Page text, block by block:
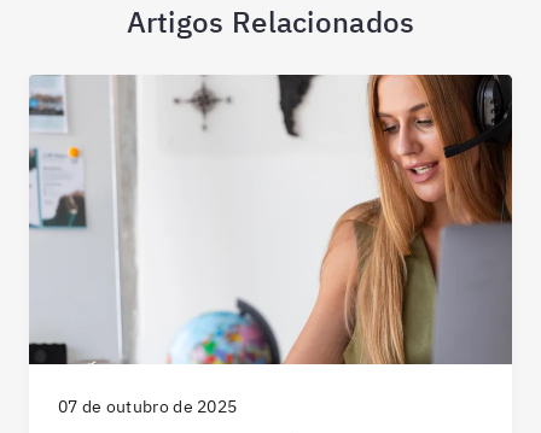
Artigos Relacionados
07 de outubro de 2025